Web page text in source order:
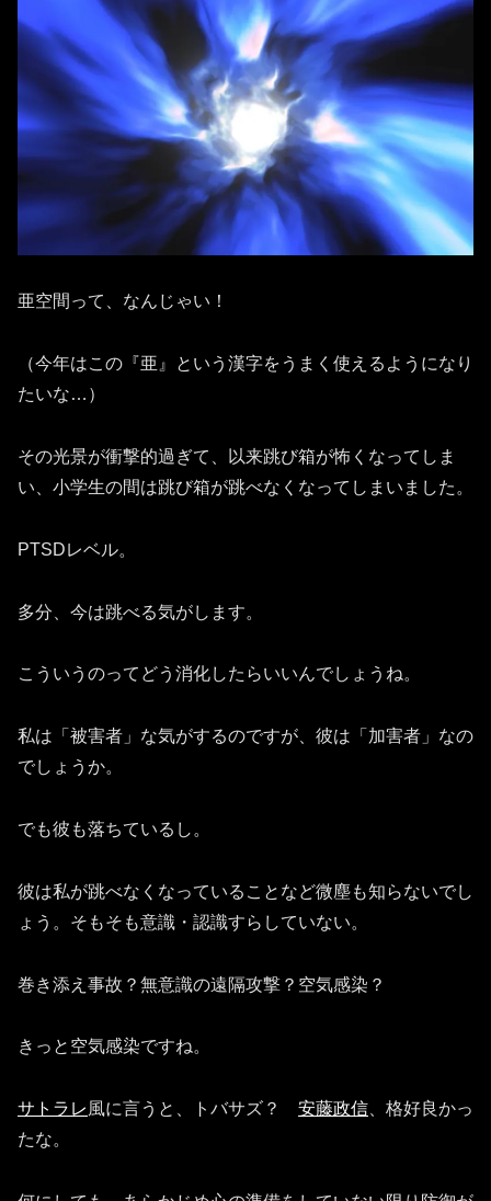
亜空間って、なんじゃい！
（今年はこの『亜』という漢字をうまく使えるようになり
たいな…）
その光景が衝撃的過ぎて、以来跳び箱が怖くなってしま
い、小学生の間は跳び箱が跳べなくなってしまいました。
PTSDレベル。
多分、今は跳べる気がします。
こういうのってどう消化したらいいんでしょうね。
私は「被害者」な気がするのですが、彼は「加害者」なの
でしょうか。
でも彼も落ちているし。
彼は私が跳べなくなっていることなど微塵も知らないでし
ょう。そもそも意識・認識すらしていない。
巻き添え事故？無意識の遠隔攻撃？空気感染？
きっと空気感染ですね。
サトラレ 風に言うと、トバサズ？ 安藤政信 、格好良かっ
たな。